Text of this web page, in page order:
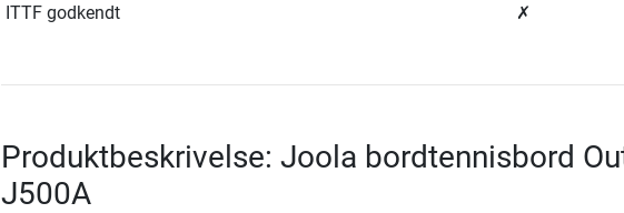
ITTF godkendt
✗
Produktbeskrivelse: Joola bordtennisbord
J500A